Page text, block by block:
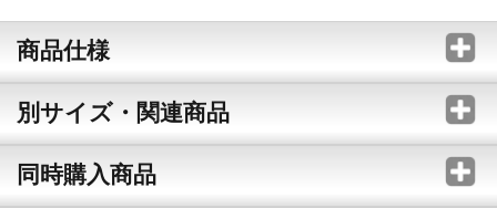
商品仕様
別サイズ・関連商品
同時購入商品